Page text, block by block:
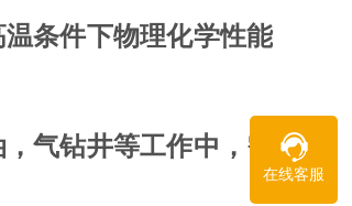
条件下物理化学性能
气钻井等工作中，需
在线客服